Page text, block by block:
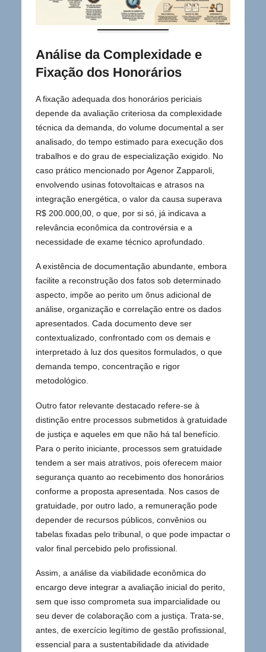
Análise da Complexidade e
Fixação dos Honorários
A fixação adequada dos honorários periciais
depende da avaliação criteriosa da complexidade
técnica da demanda, do volume documental a ser
analisado, do tempo estimado para execução dos
trabalhos e do grau de especialização exigido. No
caso prático mencionado por Agenor Zapparoli,
envolvendo usinas fotovoltaicas e atrasos na
integração energética, o valor da causa superava
R$ 200.000,00, o que, por si só, já indicava a
relevância econômica da controvérsia e a
necessidade de exame técnico aprofundado.
A existência de documentação abundante, embora
facilite a reconstrução dos fatos sob determinado
aspecto, impõe ao perito um ônus adicional de
análise, organização e correlação entre os dados
apresentados. Cada documento deve ser
contextualizado, confrontado com os demais e
interpretado à luz dos quesitos formulados, o que
demanda tempo, concentração e rigor
metodológico.
Outro fator relevante destacado refere-se à
distinção entre processos submetidos à gratuidade
de justiça e aqueles em que não há tal benefício.
Para o perito iniciante, processos sem gratuidade
tendem a ser mais atrativos, pois oferecem maior
segurança quanto ao recebimento dos honorários
conforme a proposta apresentada. Nos casos de
gratuidade, por outro lado, a remuneração pode
depender de recursos públicos, convênios ou
tabelas fixadas pelo tribunal, o que pode impactar o
valor final percebido pelo profissional.
Assim, a análise da viabilidade econômica do
encargo deve integrar a avaliação inicial do perito,
sem que isso comprometa sua imparcialidade ou
seu dever de colaboração com a justiça. Trata-se,
antes, de exercício legítimo de gestão profissional,
essencial para a sustentabilidade da atividade